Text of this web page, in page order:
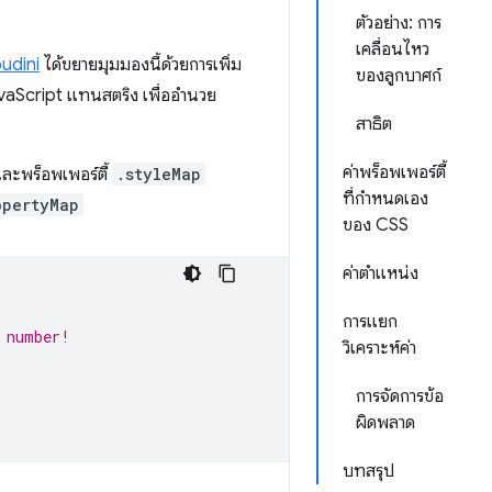
ตัวอย่าง: การ
เคลื่อนไหว
ของลูกบาศก์
สาธิต
ค่าพร็อพเพอร์ตี้
ที่กำหนดเอง
ของ CSS
ค่าตำแหน่ง
การแยก
วิเคราะห์ค่า
การจัดการข้อ
ผิดพลาด
บทสรุป
ได้ขยายมุมมองนี้ด้วยการเพิ่ม
แทนสตริง เพื่ออำนวย
ะพร็อพเพอร์ตี้ .styleMap